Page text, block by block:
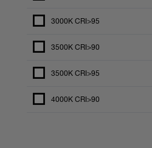
3000K CRI>95
3500K CRI>90
3500K CRI>95
4000K CRI>90